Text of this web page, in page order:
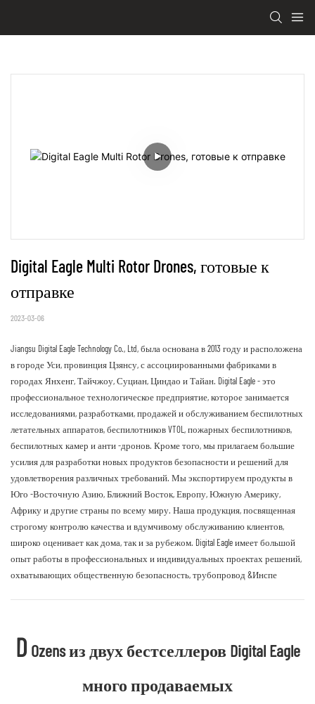
Digital Eagle Multi Rotor Drones, готовые к
отправке
2023-03-06
Jiangsu Digital Eagle Technology Co., Ltd, была основана в 2013 году и расположена
в городе Уси, провинция Цзянсу, с ассоциированными фабриками в
городах Янхенг, Тайчжоу, Суциан, Циндао и Тайан. Digital Eagle - это
профессиональное технологическое предприятие, которое занимается
исследованиями, разработками, продажей и обслуживанием беспилотных
летательных аппаратов, беспилотников VTOL, пожарных беспилотников,
беспилотных камер и анти -дронов. Кроме того, мы прилагаем большие
усилия для разработки новых продуктов безопасности и решений для
удовлетворения различных требований. Мы экспортируем продукты в
Юго -Восточную Азию, Ближний Восток, Европу, Южную Америку,
Африку и другие страны по всему миру. Наша продукция, посвященная
строгому контролю качества и вдумчивому обслуживанию клиентов,
широко оценивает как дома, так и за рубежом. Digital Eagle имеет большой
опыт работы в профессиональных и индивидуальных проектах решений,
охватывающих общественную безопасность, трубопровод &Инспе
D Ozens из двух бестселлеров Digital Eagle
много продаваемых